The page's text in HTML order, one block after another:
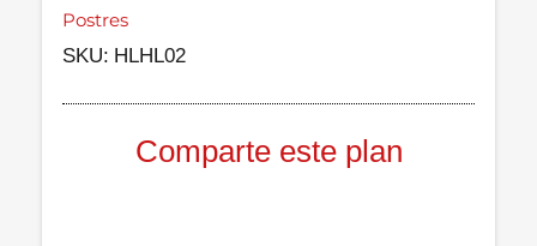
Postres
SKU: HLHL02
Comparte este plan